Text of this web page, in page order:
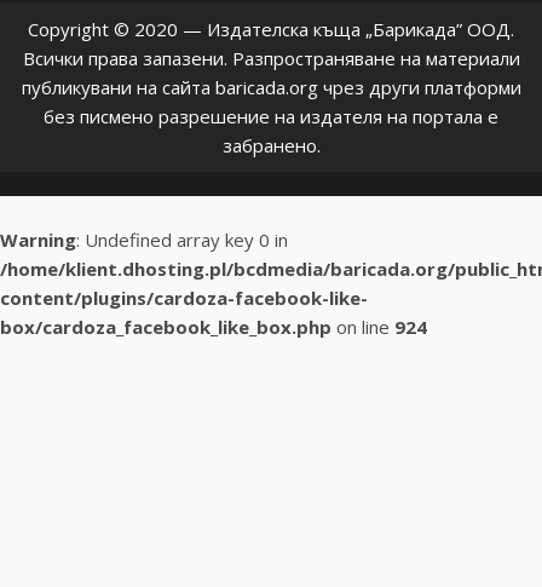
Copyright © 2020 — Издателска къща „Барикада” ООД.
Всички права запазени. Разпространяване на материали
публикувани на сайта baricada.org чрез други платформи
без писмено разрешение на издателя на портала е
забранено.
Warning: Undefined array key 0 in
/home/klient.dhosting.pl/bcdmedia/baricada.org/
content/plugins/cardoza-facebook-like-
box/cardoza_facebook_like_box.php on line 924